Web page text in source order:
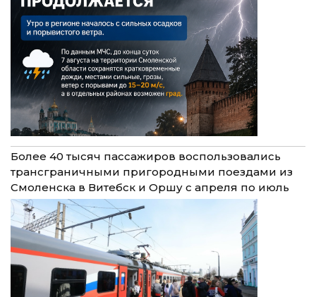
Более 40 тысяч пассажиров воспользовались
трансграничными пригородными поездами из
Смоленска в Витебск и Оршу с апреля по июль